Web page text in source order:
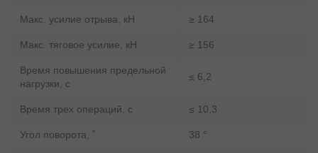
Макс. усилие отрыва, кН ≥ 164
Макс. тяговое усилие, кН ≥ 156
Время повышения предельной
нагрузки, с
≤ 6,2
Время трех операций, с ≤ 10,3
Угол поворота, ˚ 38 °